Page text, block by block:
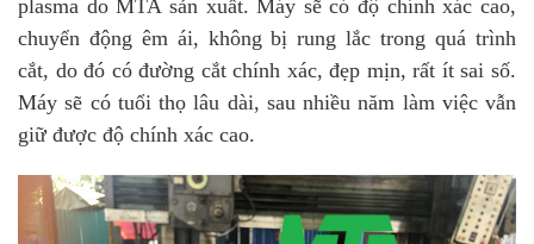
plasma do MTA sản xuất. Máy sẽ có độ chính xác cao,
chuyển động êm ái, không bị rung lắc trong quá trình
cắt, do đó có đường cắt chính xác, đẹp mịn, rất ít sai số.
Máy sẽ có tuổi thọ lâu dài, sau nhiều năm làm việc vẫn
giữ được độ chính xác cao.